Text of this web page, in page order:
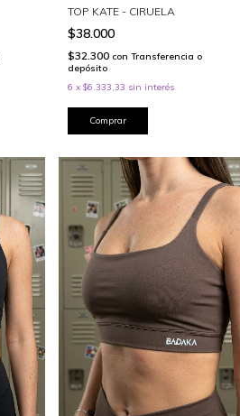
TOP KATE - CIRUELA
$38.000
$32.300 con Transferencia o
depósito
6 x $6.333,33 sin interés
Comprar